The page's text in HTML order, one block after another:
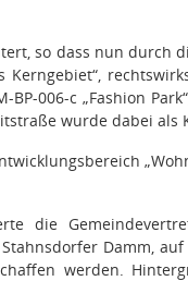
so dass nun durch
Kerngebiet“,
006-c „Fashion
wurde dabei als
die
Damm,
werden.